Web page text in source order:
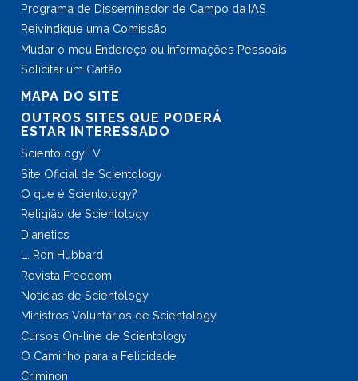
Programa de Disseminador de Campo da IAS
Reivindique uma Comissão
Mudar o meu Endereço ou Informações Pessoais
Solicitar um Cartão
MAPA DO SITE
OUTROS SITES QUE PODERÁ
ESTAR INTERESSADO
Scientology.TV
Site Oficial de Scientology
O que é Scientology?
Religião de Scientology
Dianetics
L. Ron Hubbard
Revista Freedom
Notícias de Scientology
Ministros Voluntários de Scientology
Cursos On-line de Scientology
O Caminho para a Felicidade
Criminon